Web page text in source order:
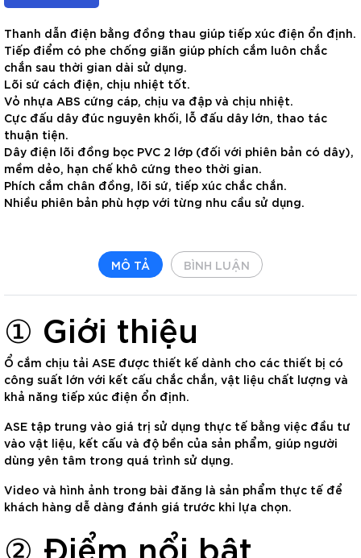
Thanh dẫn điện bằng đồng thau giúp tiếp xúc điện ổn định.
Tiếp điểm có phe chống giãn giúp phích cắm luôn chắc
chắn sau thời gian dài sử dụng.
Lõi sứ cách điện, chịu nhiệt tốt.
Vỏ nhựa ABS cứng cáp, chịu va đập và chịu nhiệt.
Cực đấu dây đúc nguyên khối, lỗ đấu dây lớn, thao tác
thuận tiện.
Dây điện lõi đồng bọc PVC 2 lớp (đối với phiên bản có dây),
mềm dẻo, hạn chế khô cứng theo thời gian.
Phích cắm chân đồng, lõi sứ, tiếp xúc chắc chắn.
Nhiều phiên bản phù hợp với từng nhu cầu sử dụng.
MÔ TẢ BÌNH LUẬN
① Giới thiệu
Ổ cắm chịu tải ASE được thiết kế dành cho các thiết bị có
công suất lớn với kết cấu chắc chắn, vật liệu chất lượng và
khả năng tiếp xúc điện ổn định.
ASE tập trung vào giá trị sử dụng thực tế bằng việc đầu tư
vào vật liệu, kết cấu và độ bền của sản phẩm, giúp người
dùng yên tâm trong quá trình sử dụng.
Video và hình ảnh trong bài đăng là sản phẩm thực tế để
khách hàng dễ dàng đánh giá trước khi lựa chọn.
② Điểm nổi bật